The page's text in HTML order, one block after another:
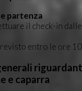
partenza
il check-in
entro le ore
e caparra